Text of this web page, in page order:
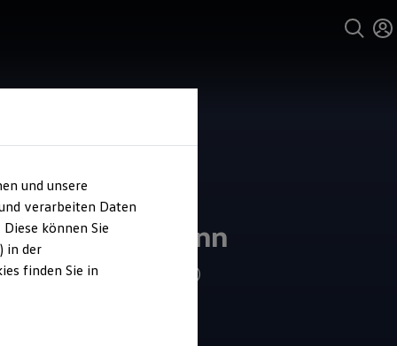
Borgmann
4.7| 172 Bewertungen
und unsere
verarbeiten Daten
können Sie
in der
finden Sie in